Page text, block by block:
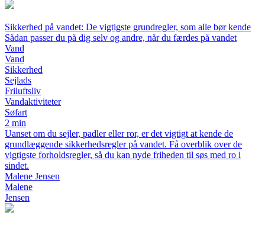
Sikkerhed på vandet: De vigtigste grundregler, som alle bør kende
Sådan passer du på dig selv og andre, når du færdes på vandet
Vand
Vand
Sikkerhed
Sejlads
Friluftsliv
Vandaktiviteter
Søfart
2 min
Uanset om du sejler, padler eller ror, er det vigtigt at kende de
grundlæggende sikkerhedsregler på vandet. Få overblik over de
vigtigste forholdsregler, så du kan nyde friheden til søs med ro i
sindet.
Malene Jensen
Malene
Jensen